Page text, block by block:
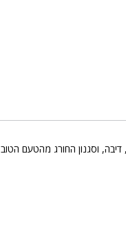
וסגנון החורג מהטעם הטוב